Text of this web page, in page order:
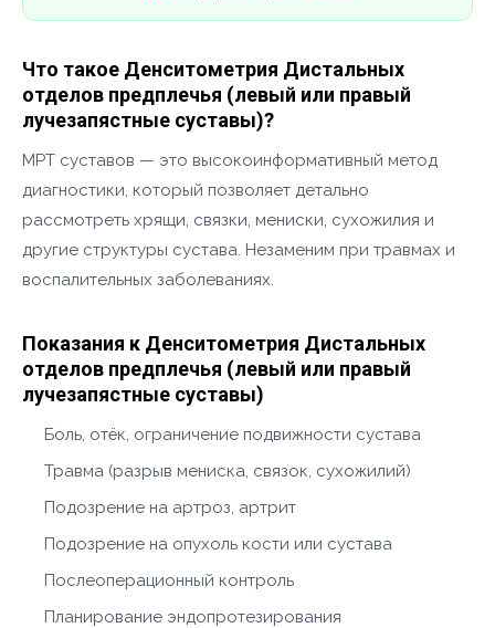
Что такое Денситометрия Дистальных
отделов предплечья (левый или правый
лучезапястные суставы)?
МРТ суставов — это высокоинформативный метод
диагностики, который позволяет детально
рассмотреть хрящи, связки, мениски, сухожилия и
другие структуры сустава. Незаменим при травмах и
воспалительных заболеваниях.
Показания к Денситометрия Дистальных
отделов предплечья (левый или правый
лучезапястные суставы)
Боль, отёк, ограничение подвижности сустава
Травма (разрыв мениска, связок, сухожилий)
Подозрение на артроз, артрит
Подозрение на опухоль кости или сустава
Послеоперационный контроль
Планирование эндопротезирования